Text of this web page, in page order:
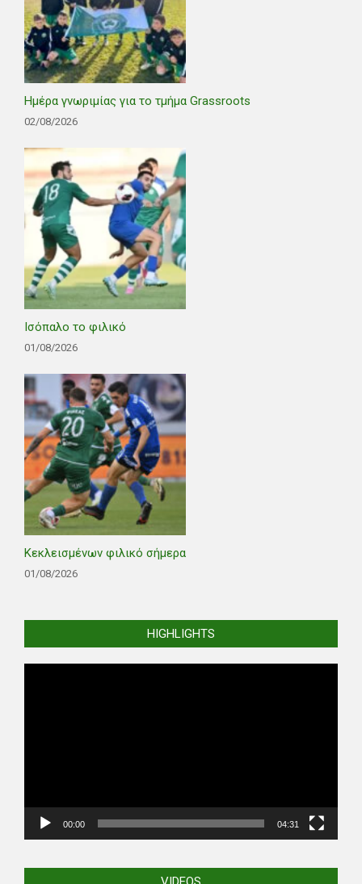
Ημέρα γνωριμίας για το τμήμα Grassroots
02/08/2026
Ισόπαλο το φιλικό
01/08/2026
Κεκλεισμένων φιλικό σήμερα
01/08/2026
HIGHLIGHTS
00:00 04:31